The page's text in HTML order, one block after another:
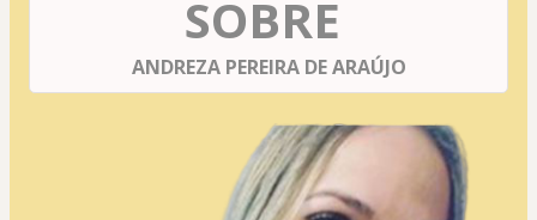
SOBRE
ANDREZA PEREIRA DE ARAÚJO